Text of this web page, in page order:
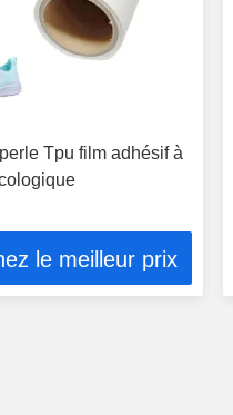
Tpu film adhésif à
le meilleur prix